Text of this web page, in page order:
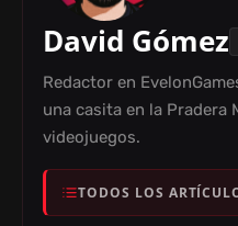
David Gómez
Redactor en
una casita en la Pradera
videojuegos.
TODOS LOS